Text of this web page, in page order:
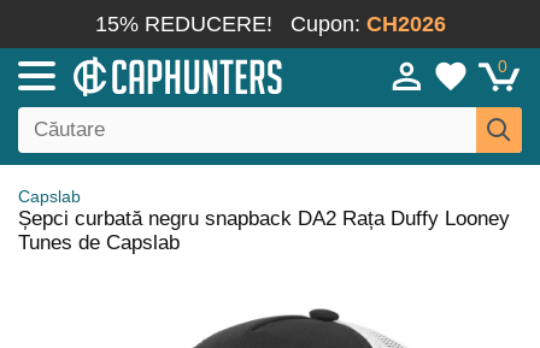
15% REDUCERE! Cupon: CH2026
0
Capslab
Șepci curbată negru snapback DA2 Rața Duffy Looney
Tunes de Capslab